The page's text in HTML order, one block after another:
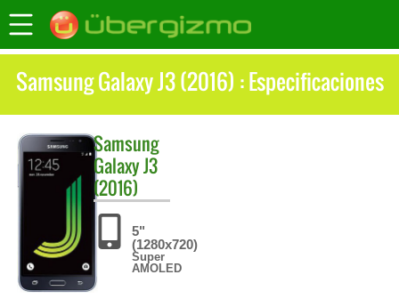
Samsung Galaxy J3 (2016) : Especificaciones
Samsung
Galaxy J3
(2016)
5"
(1280x720)
Super
AMOLED